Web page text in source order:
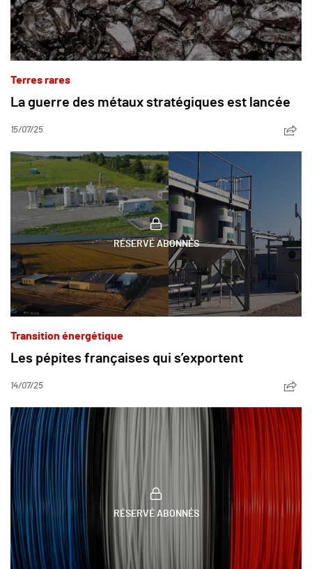
Terres rares
La guerre des métaux stratégiques est lancée
15/07/25
RÉSERVÉ ABONNÉS
Transition énergétique
Les pépites françaises qui s’exportent
14/07/25
RÉSERVÉ ABONNÉS